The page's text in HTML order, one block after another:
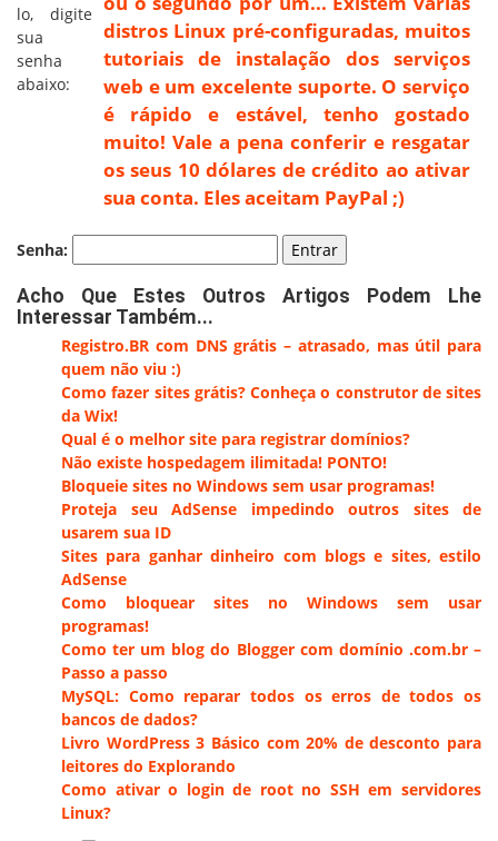
distros Linux pré-configuradas, muitos
tutoriais de instalação dos serviços
web e um excelente suporte. O serviço
é rápido e estável, tenho gostado
muito! Vale a pena conferir e resgatar
os seus 10 dólares de crédito ao ativar
sua conta. Eles aceitam PayPal ;)
lo, digite
sua
senha
abaixo:
Senha:
Acho Que Estes Outros Artigos Podem Lhe
Interessar Também...
Registro.BR com DNS grátis – atrasado, mas útil para
quem não viu :)
Como fazer sites grátis? Conheça o construtor de sites
da Wix!
Qual é o melhor site para registrar domínios?
Não existe hospedagem ilimitada! PONTO!
Bloqueie sites no Windows sem usar programas!
Proteja seu AdSense impedindo outros sites de
usarem sua ID
Sites para ganhar dinheiro com blogs e sites, estilo
AdSense
Como bloquear sites no Windows sem usar
programas!
Como ter um blog do Blogger com domínio .com.br –
Passo a passo
MySQL: Como reparar todos os erros de todos os
bancos de dados?
Livro WordPress 3 Básico com 20% de desconto para
leitores do Explorando
Como ativar o login de root no SSH em servidores
Linux?